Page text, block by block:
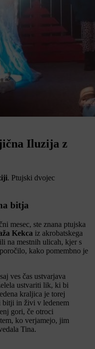
Iluzija z
. Ptujski dvojec
bitja
mesec, ste znana ptujska
Kekca iz akrobatskega
na mestnih ulicah, kjer s
kako pomembno je
ves čas ustvarjava
ustvariti lik, ki bi
kraljica je torej
bitji in živi v ledenem
gori, če otroci
ko verjamejo, jim
Tina.